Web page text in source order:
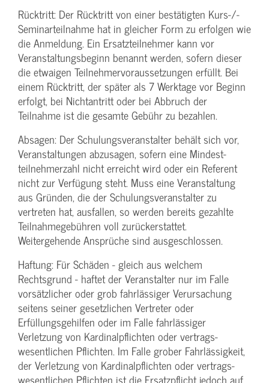
Rücktritt: Der Rücktritt von einer bestätigten Kurs-/­
Seminarteilnahme hat in gleicher Form zu erfolgen wie
die Anmeldung. Ein Ersatzteilnehmer kann vor
Veranstaltungs­beginn benannt werden, sofern dieser
die etwaigen Teilnehmer­voraussetzungen erfüllt. Bei
einem Rücktritt, der später als 7 Werktage vor Beginn
erfolgt, bei Nichtantritt oder bei Abbruch der
Teilnahme ist die gesamte Gebühr zu bezahlen.
Absagen: Der Schulungs­veranstalter behält sich vor,
Veranstaltungen abzusagen, sofern eine Mindest­
teilnehmerzahl nicht erreicht wird oder ein Referent
nicht zur Verfügung steht. Muss eine Veranstaltung
aus Gründen, die der Schulungs­veranstalter zu
vertreten hat, ausfallen, so werden bereits gezahlte
Teilnahme­gebühren voll zurückerstattet.
Weitergehende Ansprüche sind ausgeschlossen.
Haftung: Für Schäden - gleich aus welchem
Rechtsgrund - haftet der Veranstalter nur im Falle
vorsätzlicher oder grob fahrlässiger Verursachung
seitens seiner gesetzlichen Vertreter oder
Erfüllungsgehilfen oder im Falle fahrlässiger
Verletzung von Kardinalpflichten oder vertrags­
wesentlichen Pflichten. Im Falle grober Fahrlässigkeit,
der Verletzung von Kardinalpflichten oder vertrags­